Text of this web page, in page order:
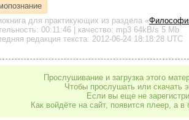
для практикующих из раздела «
00:11:46 | качество: mp3 64kB/s 5 Mb
редакция текста: 2012-06-24 18:18:28 UTC
Прослушивание и загрузка этого
Чтобы прослушать или скачать
Если вы еще не
Как войдёте на сайт, появится плеер, а